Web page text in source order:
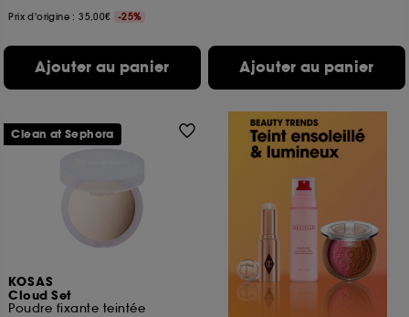
Prix d'origine : 35,00€ -25%
Ajouter au panier Ajouter au panier
KOSAS
Cloud Set
Poudre fixante teintée
Clean at Sephora